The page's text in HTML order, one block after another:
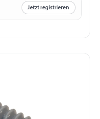
Jetzt registrieren